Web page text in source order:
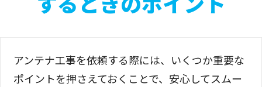
アンテナ工事を依頼する際には、いくつか重要な
ポイントを押さえておくことで、安心してスムー